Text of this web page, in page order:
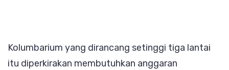
Kolumbarium yang dirancang setinggi tiga lantai
itu diperkirakan membutuhkan anggaran